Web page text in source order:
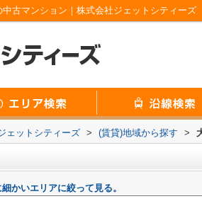
古マンション｜株式会社ジェットシティーズ
ェットシティーズ > (賃貸)地域から探す >
かいエリアに絞って見る。